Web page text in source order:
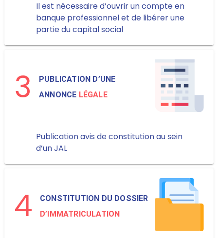
Il est nécessaire d’ouvrir un compte en
banque professionnel et de libérer une
partie du capital social
3
PUBLICATION D’UNE
ANNONCE LÉGALE
Publication avis de constitution au sein
d’un JAL
4
CONSTITUTION DU DOSSIER
D’IMMATRICULATION